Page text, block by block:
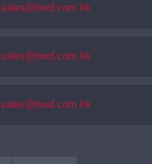
sales@nwd.com.hk
sales@nwd.com.hk
sales@nwd.com.hk